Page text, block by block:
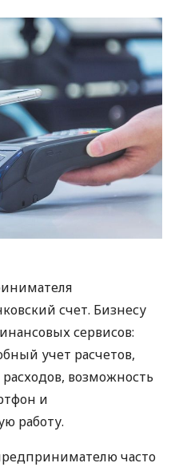
счет. Бизнесу
сервисов:
учет расчетов,
возможность
и
работу.
часто